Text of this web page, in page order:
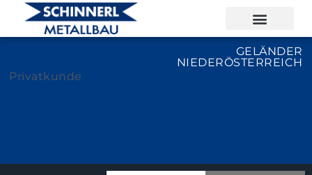
GELÄNDER
NIEDERÖSTERREICH
Privatkunde